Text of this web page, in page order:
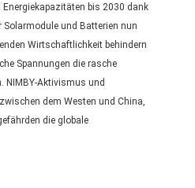
Energiekapazitäten bis 2030 dank
und Batterien nun
Wirtschaftlichkeit behindern
Spannungen die rasche
NIMBY-Aktivismus und
dem Westen und China,
die globale